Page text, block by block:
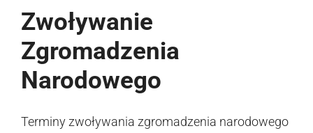
Zwoływanie
Zgromadzenia
Narodowego
Terminy zwoływania zgromadzenia narodowego